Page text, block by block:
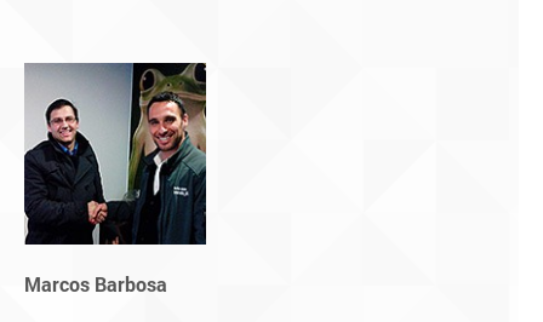
Marcos Barbosa